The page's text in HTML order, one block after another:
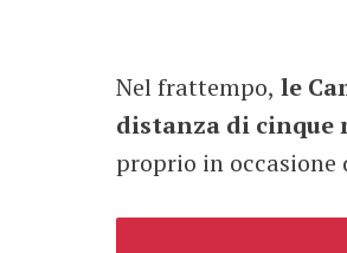
Nel frattempo, le
distanza di cinque
proprio in occasione